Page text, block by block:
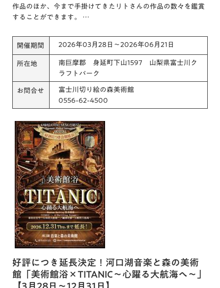
作品のほか、今まで手掛けてきたリトさんの作品の数々を鑑賞
することができます。 …
開催期間 2026年03月28日～2026年06月21日
所在地
南巨摩郡 身延町下山1597 山梨県富士川ク
ラフトパーク
お問合せ
富士川切り絵の森美術館
0556-62-4500
好評につき延長決定！河口湖音楽と森の美術
館「美術館浴×TITANIC～心躍る大航海へ～」
【3月28日～12月31日】